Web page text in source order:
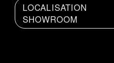
LOCALISATION
SHOWROOM